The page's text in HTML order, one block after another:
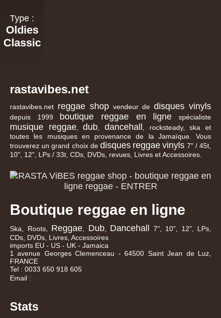
Type :
Oldies
Classic
rastavibes.net
rastavibes.net reggae shopvendeur dedisques vinyls
depuis 1999 boutique reggae en ligne spécialiste
musique reggae,dub ,dancehall
, rocksteady, ska et
toutes les musiques en provenance de la Jamaïque. Vous
trouverez un grand choix de disques reggae vinyls 7" / 45t,
10", 12", LPs / 33t, CDs, DVDs, revues, Livres et Accessoires.
Boutique reggae en ligne
Ska, Roots, Reggae Dub, Dancehall
7", 10", 12", LPs,
CDs, DVDs, Livres, Accessoires
imports EU - US - UK - Jamaica
1 avenue Georges Clemenceau - 64500 Saint Jean de Luz,
FRANCE
Tel : 0033 650 918 605
Email :
Stats